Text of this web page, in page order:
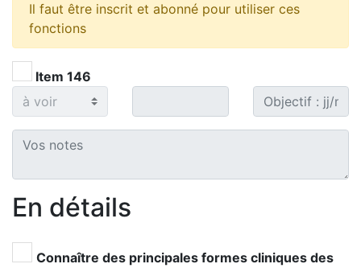
Il faut être inscrit et abonné pour utiliser ces
fonctions
Item 146
En détails
Connaître des principales formes cliniques des